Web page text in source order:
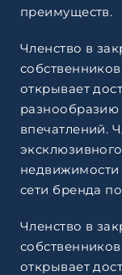
преимуществ.
Членство в
открывает
впечатлений.
недвижимости
сети бренда
Членство в
открывает